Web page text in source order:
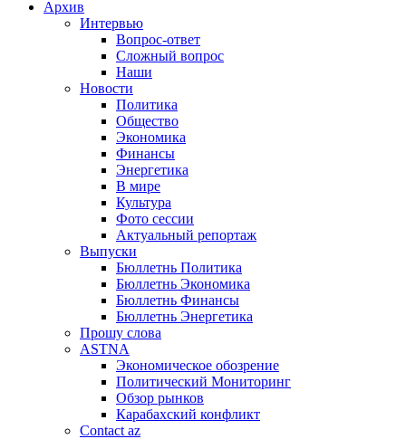
Архив
Интервью
Вопрос-ответ
Сложный вопрос
Наши
Новости
Политика
Общество
Экономика
Финансы
Энергетика
В мире
Культура
Фото сессии
Актуальный репортаж
Выпуски
Бюллетнь Политика
Бюллетнь Экономика
Бюллетнь Финансы
Бюллетнь Энергетика
Прошу слова
ASTNA
Экономическое обозрение
Политический Мониторинг
Обзор рынков
Карабахский конфликт
Contact az